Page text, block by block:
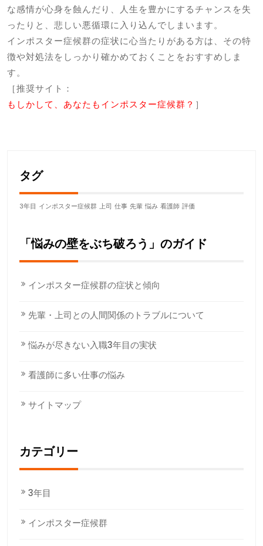
な感情が心身を蝕んだり、人生を豊かにするチャンスを失
ったりと、悲しい悪循環に入り込んでしまいます。
インポスター症候群の症状に心当たりがある方は、その特
徴や対処法をしっかり確かめておくことをおすすめしま
す。
［推奨サイト：
もしかして、あなたもインポスター症候群？ ］
タグ
3年目 インポスター症候群 上司 仕事 先輩 悩み 看護師 評価
「悩みの壁をぶち破ろう」のガイド
インポスター症候群の症状と傾向
先輩・上司との人間関係のトラブルについて
悩みが尽きない入職3年目の実状
看護師に多い仕事の悩み
サイトマップ
カテゴリー
3年目
インポスター症候群